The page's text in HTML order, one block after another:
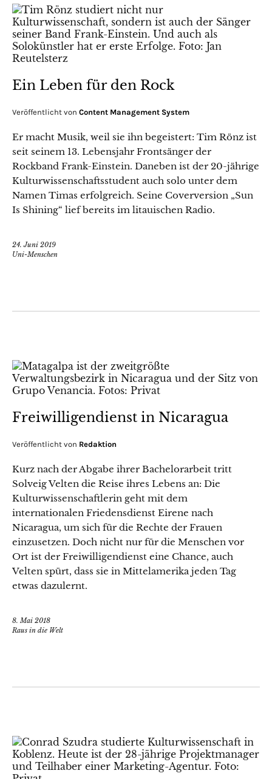
Ein Leben für den Rock
Veröffentlicht von Content Management System
Er macht Musik, weil sie ihn begeistert: Tim Rönz ist
seit seinem 13. Lebensjahr Frontsänger der
Rockband Frank-Einstein. Daneben ist der 20-jährige
Kulturwissenschaftsstudent auch solo unter dem
Namen Timas erfolgreich. Seine Coverversion „Sun
Is Shining“ lief bereits im litauischen Radio.
24. Juni 2019
Uni-Menschen
Freiwilligendienst in Nicaragua
Veröffentlicht von Redaktion
Kurz nach der Abgabe ihrer Bachelorarbeit tritt
Solveig Velten die Reise ihres Lebens an: Die
Kulturwissenschaftlerin geht mit dem
internationalen Friedensdienst Eirene nach
Nicaragua, um sich für die Rechte der Frauen
einzusetzen. Doch nicht nur für die Menschen vor
Ort ist der Freiwilligendienst eine Chance, auch
Velten spürt, dass sie in Mittelamerika jeden Tag
etwas dazulernt.
8. Mai 2018
Raus in die Welt